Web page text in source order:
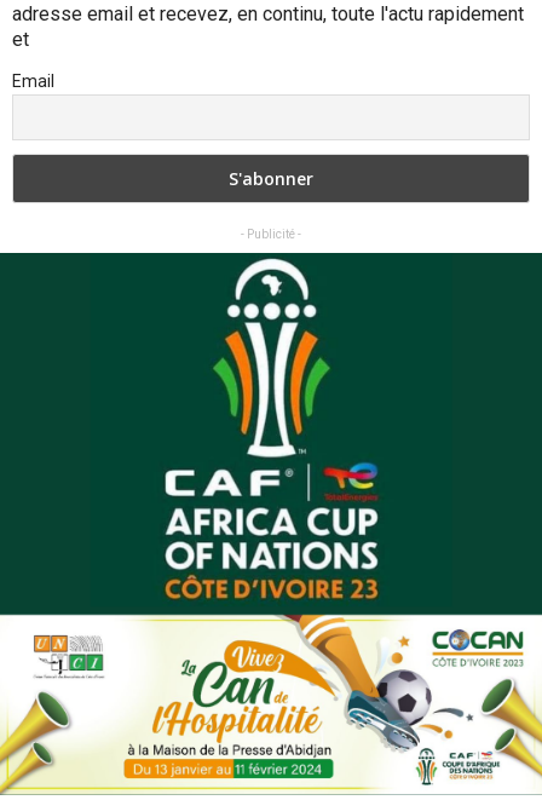
adresse email et recevez, en continu, toute l'actu rapidement
et
Email
- Publicité -